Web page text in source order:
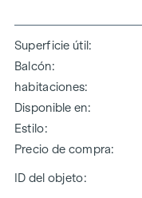
Superficie útil
Balcón
habitaciones
Disponible en
Estilo
Precio de compra
ID del objeto: